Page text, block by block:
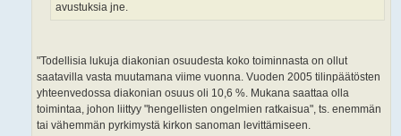
avustuksia jne.
"Todellisia lukuja diakonian osuudesta koko toiminnasta on ollut
saatavilla vasta muutamana viime vuonna. Vuoden 2005 tilinpäätösten
yhteenvedossa diakonian osuus oli 10,6 %. Mukana saattaa olla
toimintaa, johon liittyy "hengellisten ongelmien ratkaisua", ts. enemmän
tai vähemmän pyrkimystä kirkon sanoman levittämiseen.